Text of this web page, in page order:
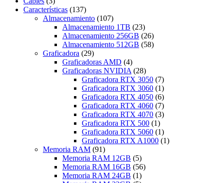
Características (137)
Almacenamiento (107)
Almacenamiento 1TB (23)
Almacenamiento 256GB (26)
Almacenamiento 512GB (58)
Graficadora (29)
Graficadoras AMD (4)
Graficadoras NVIDIA (28)
Graficadora RTX 3050 (7)
Graficadora RTX 3060 (1)
Graficadora RTX 4050 (6)
Graficadora RTX 4060 (7)
Graficadora RTX 4070 (3)
Graficadora RTX 500 (1)
Graficadora RTX 5060 (1)
Graficadora RTX A1000 (1)
Memoria RAM (91)
Memoria RAM 12GB (5)
Memoria RAM 16GB (56)
Memoria RAM 24GB (1)